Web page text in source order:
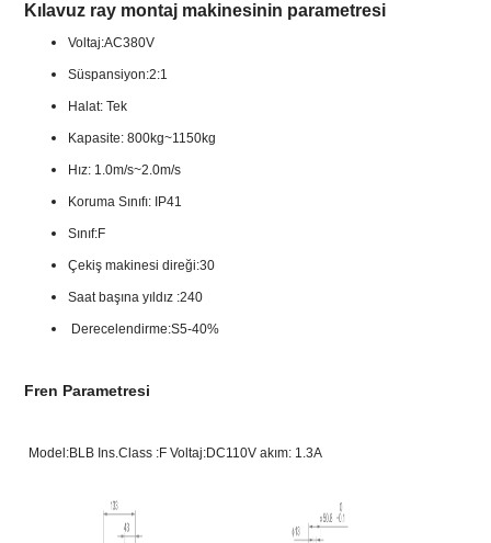
Kılavuz ray montaj makinesinin parametresi
Voltaj:AC380V
Süspansiyon:2:1
Halat: Tek
Kapasite: 800kg~1150kg
Hız: 1.0m/s~2.0m/s
Koruma Sınıfı: IP41
Sınıf:F
Çekiş makinesi direği:30
Saat başına yıldız :240
Derecelendirme:S5-40%
Fren Parametresi
Model:BLB Ins.Class :F Voltaj:DC110V akım: 1.3A